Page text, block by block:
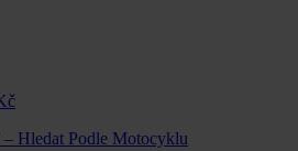
Hledat Podle Motocyklu